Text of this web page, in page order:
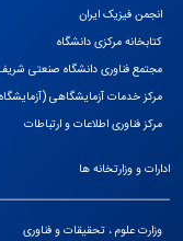
انجمن فیزیک ایران
کتابخانه مرکزی دانشگاه
مجتمع فناوری دانشگاه صنعتی
مرکز خدمات آزمایشگاهی
مرکز فناوری اطلاعات و ارتباطات
ادارات و وزارتخانه ها
وزارت علوم ، تحقیقات و فناوری